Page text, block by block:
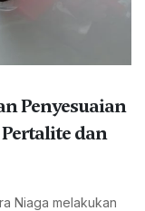
Penyesuaian
dan
Niaga melakukan